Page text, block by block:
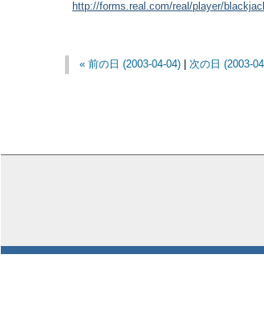
http://forms.real.com/real/player/
« 前の日 (2003-04-04) |次の日 (2003-